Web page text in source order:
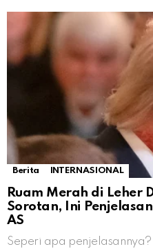
Berita INTERNASIONAL
Ruam Merah di Leher
Sorotan, Ini
AS
Seperi apa penjelasannya?